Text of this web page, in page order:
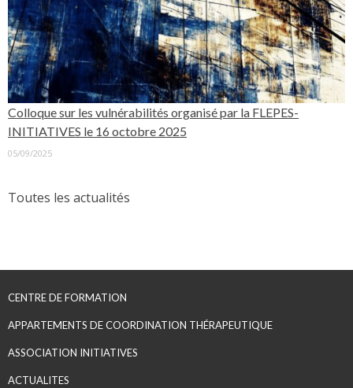
Colloque sur les vulnérabilités organisé par la FLEPES-
INITIATIVES le 16 octobre 2025
05/09/2025
Toutes les actualités
CENTRE DE FORMATION
APPARTEMENTS DE COORDINATION THÉRAPEUTIQUE
ASSOCIATION INITIATIVES
ACTUALITES